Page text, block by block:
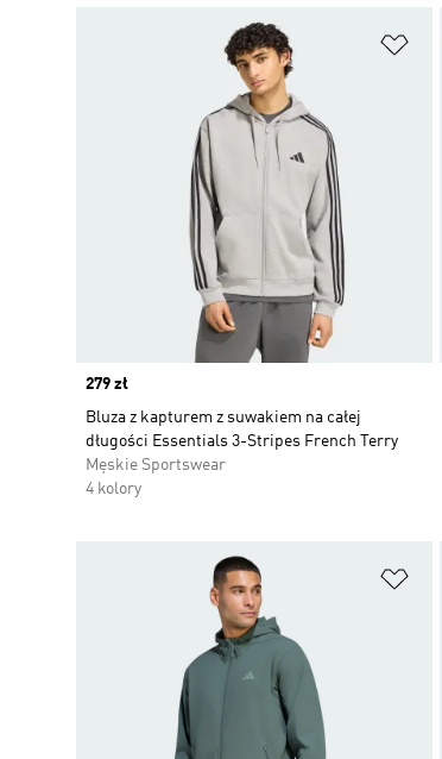
Price
279 zł
Bluza z kapturem z suwakiem na całej
długości Essentials 3-Stripes French Terry
Męskie Sportswear
4 kolory